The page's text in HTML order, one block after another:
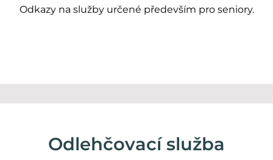
Odkazy na služby určené především pro seniory.
Odlehčovací služba